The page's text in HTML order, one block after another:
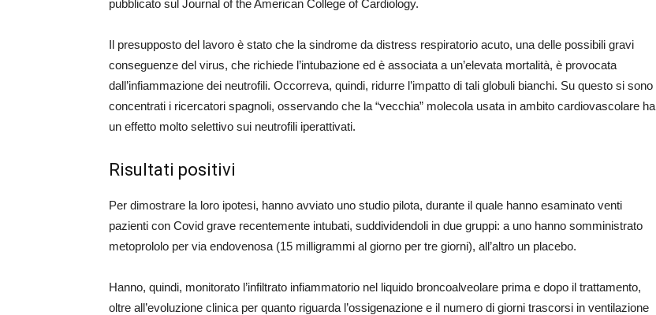
pubblicato sul Journal of the American College of Cardiology.
Il presupposto del lavoro è stato che la sindrome da distress respiratorio acuto, una delle possibili gravi
conseguenze del virus, che richiede l’intubazione ed è associata a un’elevata mortalità, è provocata
dall’infiammazione dei neutrofili. Occorreva, quindi, ridurre l’impatto di tali globuli bianchi. Su questo si sono
concentrati i ricercatori spagnoli, osservando che la “vecchia” molecola usata in ambito cardiovascolare ha
un effetto molto selettivo sui neutrofili iperattivati.
Risultati positivi
Per dimostrare la loro ipotesi, hanno avviato uno studio pilota, durante il quale hanno esaminato venti
pazienti con Covid grave recentemente intubati, suddividendoli in due gruppi: a uno hanno somministrato
metoprololo per via endovenosa (15 milligrammi al giorno per tre giorni), all’altro un placebo.
Hanno, quindi, monitorato l’infiltrato infiammatorio nel liquido broncoalveolare prima e dopo il trattamento,
oltre all’evoluzione clinica per quanto riguarda l’ossigenazione e il numero di giorni trascorsi in ventilazione